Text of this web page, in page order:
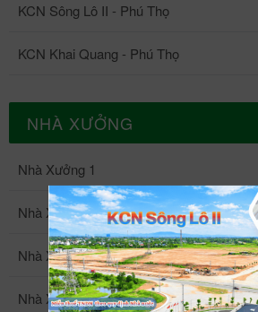
KCN Sông Lô II - Phú Thọ
KCN Khai Quang - Phú Thọ
NHÀ XƯỞNG
Nhà Xưởng 1
Nhà Xưởng 2
Nhà Xưởng 3
Nhà Xưởng 4